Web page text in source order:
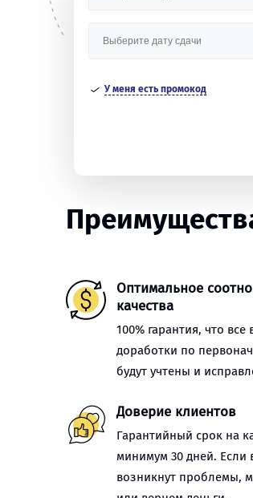
У меня есть промокод
Оптимальное
качества
100% гарантия, что
доработки по
будут учтены и
Доверие клиентов
Гарантийный срок на
минимум 30 дней. Если
возникнут проблемы,